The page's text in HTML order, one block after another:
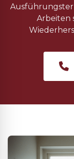
Arbeiten